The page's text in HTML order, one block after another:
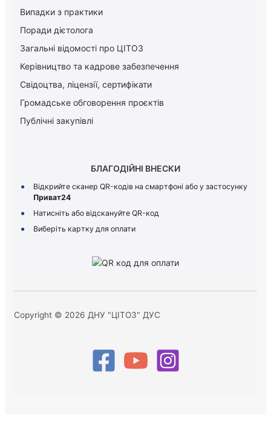
Випадки з практики
Поради дієтолога
Загальні відомості про ЦІТОЗ
Керiвництво та кадрове забезпечення
Свідоцтва, ліцензії, сертифікати
Громадське обговорення проєктів
Публічні закупівлі
БЛАГОДІЙНІ ВНЕСКИ
Відкрийте сканер QR-кодів на смартфоні або у застосунку
Приват24
Натисніть або відскануйте QR-код
Виберіть картку для оплати
Copyright © 2026 ДНУ "ЦІТОЗ" ДУС